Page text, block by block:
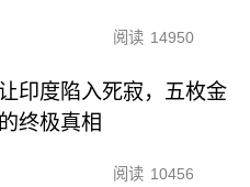
阅读 14950
印度陷入死寂，五枚金
终极真相
阅读 10456